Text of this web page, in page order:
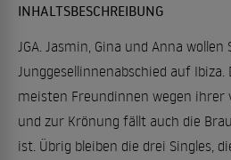
INHALTSBESCHREIBUNG
JGA. Jasmin, Gina und Anna wollen
Junggesellinnenabschied auf Ibiza.
meisten Freundinnen wegen ihrer
und zur Krönung fällt auch die
ist. Übrig bleiben die drei Singles,